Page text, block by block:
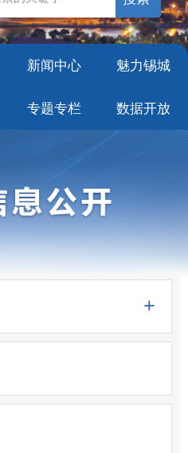
新闻中心 魅力锡城
专题专栏 数据开放